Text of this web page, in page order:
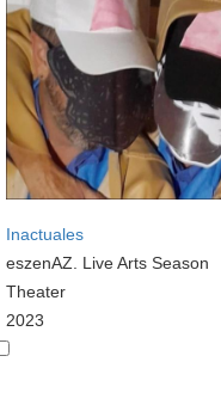
Inactuales
eszenAZ. Live Arts Season
Theater
2023